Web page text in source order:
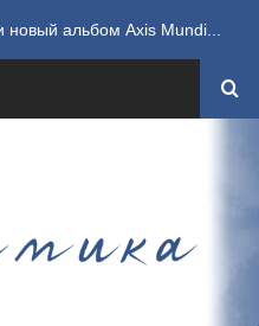
альбом Axis Mundi...
полностью переходи...
новый портал Cash...